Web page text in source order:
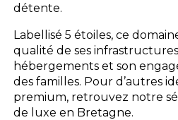
détente.
Labellisé 5 étoiles, ce
qualité de ses
hébergements et son
des familles. Pour d’autres
premium, retrouvez notre
de luxe en Bretagne.